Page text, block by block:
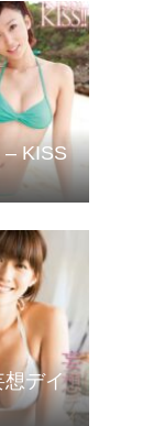
– KISS
想デイ